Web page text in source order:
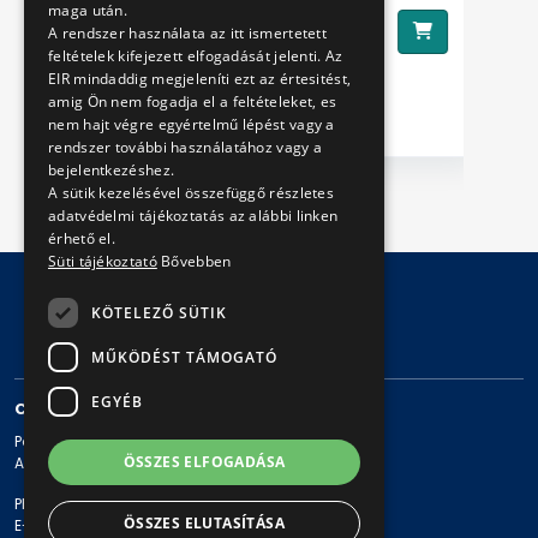
Ár:1990 Ft
CONTACT
Postal address: 1980 Budapest, Pf. 11.
Address: 1980 Budapest, Akácfa u. 15.
Phone: + 36 1 461-65-00
E-mail address: bkv@bkv.hu
maga után.
A rendszer használata az itt ismertetett
feltételek kifejezett elfogadását jelenti. Az
EIR mindaddig megjeleníti ezt az értesitést,
amig Ön nem fogadja el a feltételeket, es
nem hajt végre egyértelmű lépést vagy a
rendszer további használatához vagy a
bejelentkezéshez.
A sütik kezelésével összefüggő részletes
adatvédelmi tájékoztatás az alábbi linken
érhető el.
Süti tájékoztató Bővebben
KÖTELEZŐ SÜTIK
MŰKÖDÉST TÁMOGATÓ
EGYÉB
ÖSSZES ELFOGADÁSA
ÖSSZES ELUTASÍTÁSA